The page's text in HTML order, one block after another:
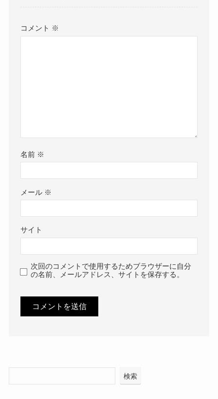
コメント ※
名前 ※
メール ※
サイト
次回のコメントで使用するためブラウザーに自分
の名前、メールアドレス、サイトを保存する。
検索